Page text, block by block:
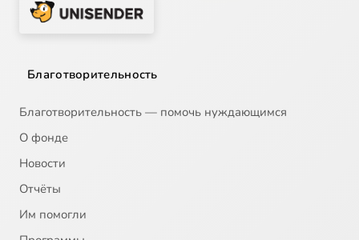
Благотворительность
Благотворительность — помочь нуждающимся
О фонде
Новости
Отчёты
Им помогли